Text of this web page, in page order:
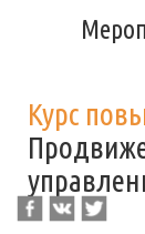
Курс